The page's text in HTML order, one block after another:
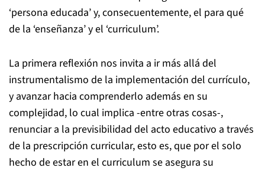
‘persona educada’ y, consecuentemente, el para qué
de la ‘enseñanza’ y el ‘curriculum’.
La primera reflexión nos invita a ir más allá del
instrumentalismo de la implementación del currículo,
y avanzar hacia comprenderlo además en su
complejidad, lo cual implica -entre otras cosas-,
renunciar a la previsibilidad del acto educativo a través
de la prescripción curricular, esto es, que por el solo
hecho de estar en el curriculum se asegura su